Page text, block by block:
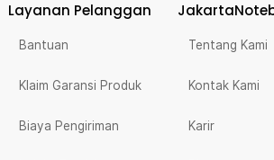
Layanan Pelanggan
Bantuan
Klaim Garansi Produk
Biaya Pengiriman
Tentang Kami
Kontak Kami
Karir